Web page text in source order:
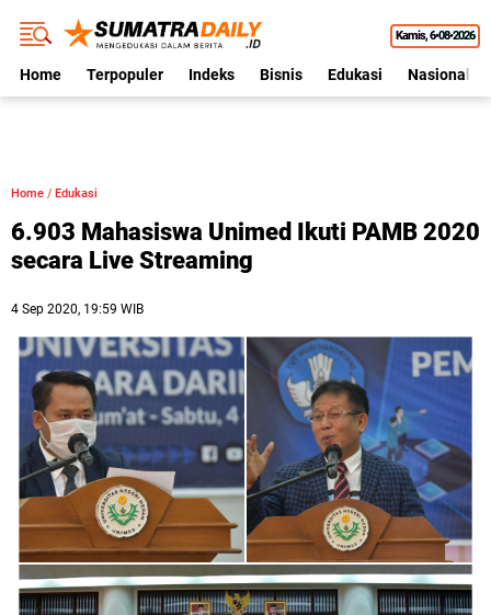
Kamis 6•08•2026
Home Terpopuler Indeks Bisnis Edukasi Nasional
Home / Edukasi
6.903 Mahasiswa Unimed Ikuti PAMB 2020
secara Live Streaming
4 Sep 2020, 19:59 WIB